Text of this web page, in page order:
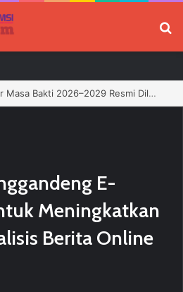
Pengurus PWI Ogan Ilir Masa Bakti 2026–2029 Resmi Dilantik, Siap Perkuat Profesionalisme Wartawan
E-
Meningkatkan
Berita Online